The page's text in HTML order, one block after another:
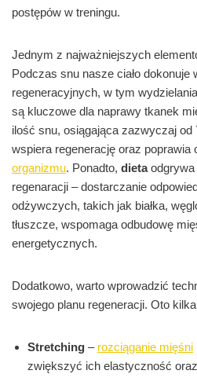
postępów w treningu.
Jednym z najważniejszych
Podczas snu nasze ciało dokonuje
regeneracyjnych, w tym
są kluczowe dla naprawy tkanek
ilość snu, osiągająca zazwyczaj od
wspiera regenerację oraz poprawia
organizmu. Ponadto, dietaodgrywa
regenaracji – dostarczanie
odżywczych, takich jak białka,
tłuszcze, wspomaga odbudowę
energetycznych.
Dodatkowo, warto wprowadzić
swojego planu regeneracji. Oto
Stretching – rozciąganie mięśni
zwiększyć ich elastyczność